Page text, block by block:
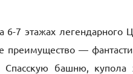
6-7 этажах
преимущество —
Спасскую башню,